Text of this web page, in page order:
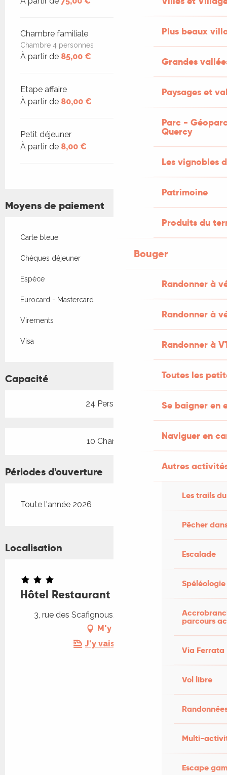
Plus beaux
Grandes
Paysages et
Parc -
Quercy
Les vignobles
Patrimoine
Produits du
Bouger
Randonner à
Randonner à
Randonner à
Toutes les
Se baigner en
Naviguer en
Autres
Les trails
Pêcher
Escalade
Spéléologie
parcours
Via Ferrata
Vol libre
Multi-
Escape
Chambre familiale
Chambre 4 personnes
À partir de 85,00 €
Etape affaire
À partir de 80,00 €
Petit déjeuner
À partir de 8,00 €
Moyens de paiement
Carte bleue
Chèques déjeuner
Espèce
Eurocard - Mastercard
Virements
Visa
Capacité
24 Personne(s)
10 Chambre(s)
Périodes d'ouverture
Toute l'année 2026
Localisation
Hôtel Restaurant La Truffière
3, rue des Scafignous, 46700 Puy-l'Évêque
M'y rendre
J'y vais en train !